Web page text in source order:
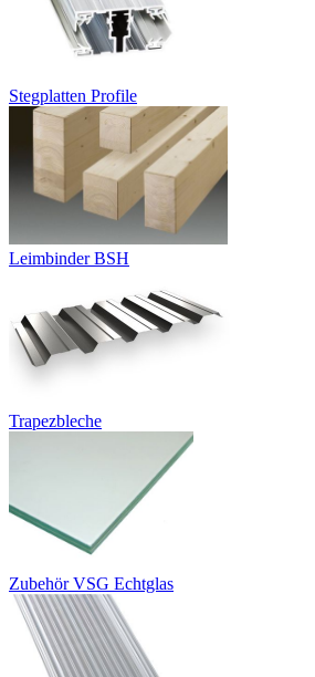
Stegplatten Profile
Leimbinder BSH
Trapezbleche
Zubehör VSG Echtglas